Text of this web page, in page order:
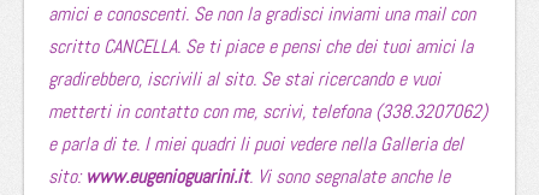
amici e conoscenti. Se non la gradisci inviami una mail con
scritto CANCELLA. Se ti piace e pensi che dei tuoi amici la
gradirebbero, iscrivili al sito. Se stai ricercando e vuoi
metterti in contatto con me, scrivi, telefona (338.3207062)
e parla di te. I miei quadri li puoi vedere nella Galleria del
sito:www.eugenioguarini.it. Vi sono segnalate anche le